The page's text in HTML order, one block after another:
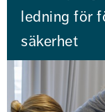
ledning för
säkerhet